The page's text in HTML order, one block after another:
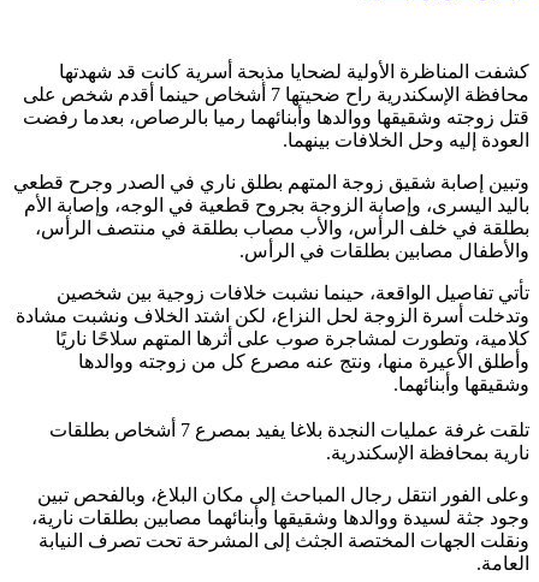
كشفت المناظرة الأولية لضحايا مذبحة أسرية كانت قد شهدتها
محافظة الإسكندرية راح ضحيتها 7 أشخاص حينما أقدم شخص على
قتل زوجته وشقيقها ووالدها وأبنائهما رميا بالرصاص، بعدما رفضت
العودة إليه وحل الخلافات بينهما.
وتبين إصابة شقيق زوجة المتهم بطلق ناري في الصدر وجرح قطعي
باليد اليسرى، وإصابة الزوجة بجروح قطعية في الوجه، وإصابة الأم
بطلقة في خلف الرأس، والأب مصاب بطلقة في منتصف الرأس،
والأطفال مصابين بطلقات في الرأس.
تأتي تفاصيل الواقعة، حينما نشبت خلافات زوجية بين شخصين
وتدخلت أسرة الزوجة لحل النزاع، لكن اشتد الخلاف ونشبت مشادة
كلامية، وتطورت لمشاجرة صوب على أثرها المتهم سلاحًا ناريًا
وأطلق الأعيرة منها، ونتج عنه مصرع كل من زوجته ووالدها
وشقيقها وأبنائهما.
تلقت غرفة عمليات النجدة بلاغا يفيد بمصرع 7 أشخاص بطلقات
نارية بمحافظة الإسكندرية.
وعلى الفور انتقل رجال المباحث إلى مكان البلاغ، وبالفحص تبين
وجود جثة لسيدة ووالدها وشقيقها وأبنائهما مصابين بطلقات نارية،
ونقلت الجهات المختصة الجثث إلى المشرحة تحت تصرف النيابة
العامة.